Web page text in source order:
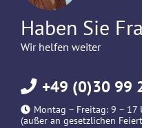
Haben Sie
Wir helfen weiter
+49 (0)30 99
Montag – Freitag: 9 – 17
(außer an gesetzlichen